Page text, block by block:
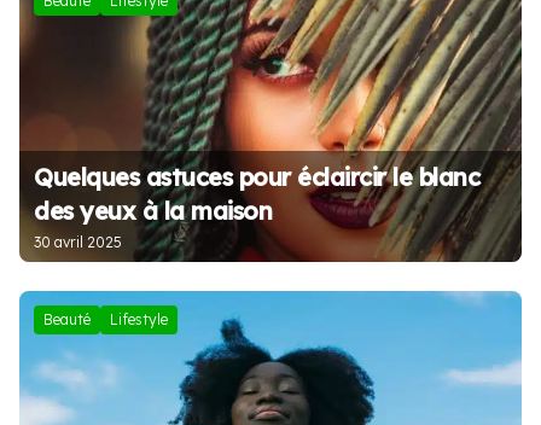
Quelques astuces pour éclaircir le blanc
des yeux à la maison
30 avril 2025
Beauté Lifestyle